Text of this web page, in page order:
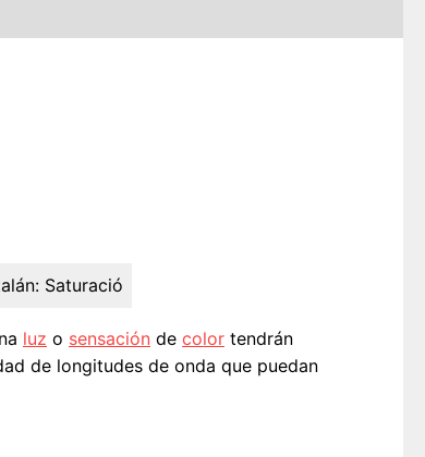
Saturació
luz o sensación de color tendrán
de longitudes de onda que puedan